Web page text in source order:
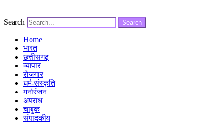
Search Search
Home
भारत
छत्तीसगढ़
व्यापार
रोजगार
धर्म-संस्कृति
मनोरंजन
अपराध
चाबुक
संपादकीय